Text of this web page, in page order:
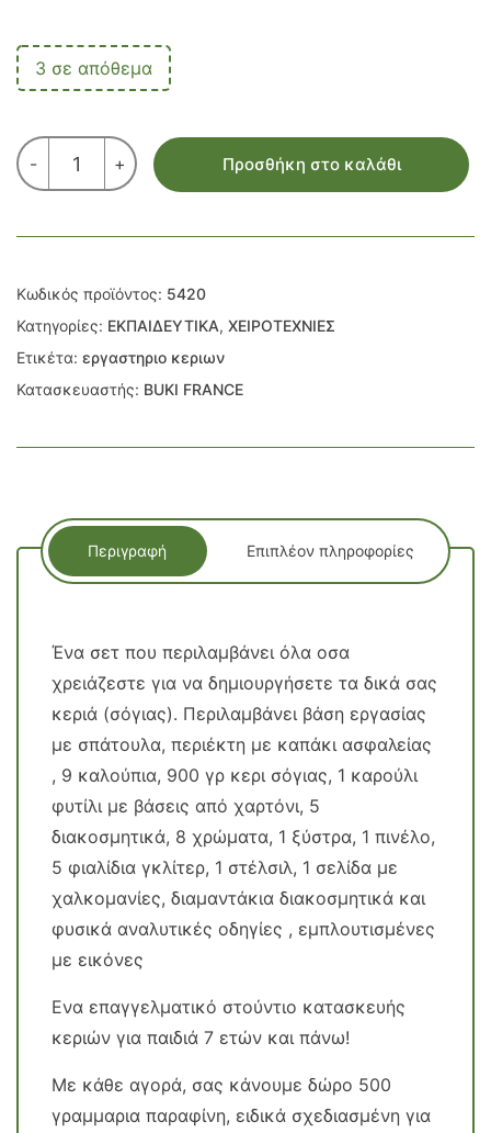
3 σε απόθεμα
-
ΕΡΓΑΣΤΗΡΙΟ
ΚΑΤΑΣΚΕΥΗΣ
ΚΕΡΙΩΝ
+ Προσθήκη στο καλάθι
Κωδικός προϊόντος: 5420
Κατηγορίες: ΕΚΠΑΙΔΕΥΤΙΚΑ, ΧΕΙΡΟΤΕΧΝΙΕΣ
Ετικέτα: εργαστηριο κεριων
Κατασκευαστής: BUKI FRANCE
Περιγραφή Επιπλέον πληροφορίες
Ένα σετ που περιλαμβάνει όλα οσα
χρειάζεστε για να δημιουργήσετε τα δικά σας
κεριά (σόγιας). Περιλαμβάνει βάση εργασίας
με σπάτουλα, περιέκτη με καπάκι ασφαλείας
, 9 καλούπια, 900 γρ κερι σόγιας, 1 καρούλι
φυτίλι με βάσεις από χαρτόνι, 5
διακοσμητικά, 8 χρώματα, 1 ξύστρα, 1 πινέλο,
5 φιαλίδια γκλίτερ, 1 στέλσιλ, 1 σελίδα με
χαλκομανίες, διαμαντάκια διακοσμητικά και
φυσικά αναλυτικές οδηγίες , εμπλουτισμένες
με εικόνες
Ενα επαγγελματικό στούντιο κατασκευής
κεριών για παιδιά 7 ετών και πάνω!
Με κάθε αγορά, σας κάνουμε δώρο 500
γραμμαρια παραφίνη, ειδικά σχεδιασμένη για